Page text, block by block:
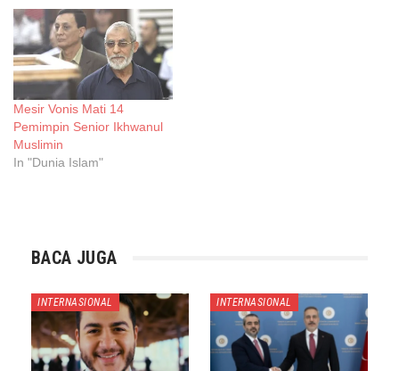
Mesir Vonis Mati 14
Pemimpin Senior Ikhwanul
Muslimin
In "Dunia Islam"
BACA JUGA
INTERNASIONAL INTERNASIONAL